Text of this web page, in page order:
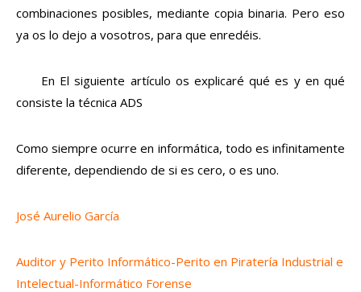
combinaciones posibles, mediante copia binaria. Pero eso
ya os lo dejo a vosotros, para que enredéis.
En El siguiente artículo os explicaré qué es y en qué
consiste la técnica ADS
Como siempre ocurre en informática, todo es infinitamente
diferente, dependiendo de si es cero, o es uno.
José Aurelio García
Auditor y Perito Informático-Perito en Piratería Industrial e
Intelectual-Informático Forense